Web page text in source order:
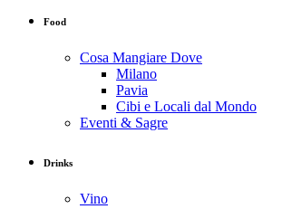
Food
Cosa Mangiare Dove
Milano
Pavia
Cibi e Locali dal Mondo
Eventi & Sagre
Drinks
Vino